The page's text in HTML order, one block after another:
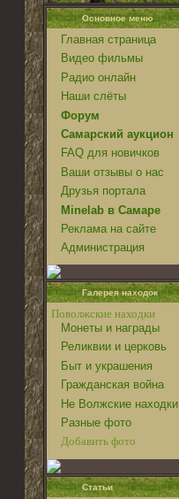
Основное меню
Главная страница
Видео фильмы
Радио онлайн
Наши слёты
Форум
Самарский аукцион
FAQ для новичков
Ваши отзывы о нас
Друзья портала
Minelab в Самаре
Реклама на сайте
Администрация
Галерея находок
Поволжские находки
Монеты и награды
Реликвии и церковь
Быт и украшения
Гражданская война
Не Волжские находки
Разные фото
Добавить фото
Статьи